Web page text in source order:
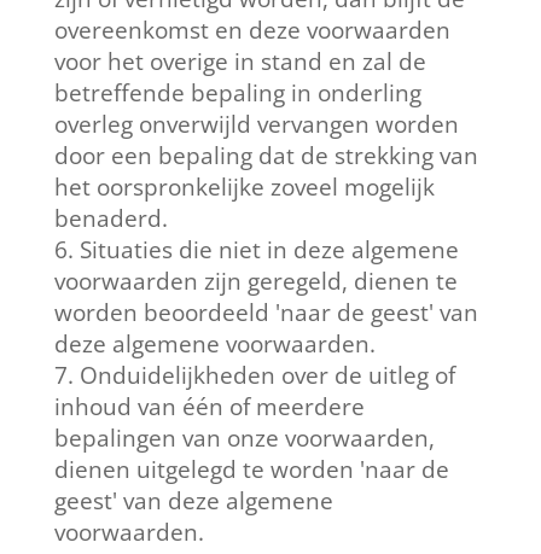
overeenkomst en deze voorwaarden
voor het overige in stand en zal de
betreffende bepaling in onderling
overleg onverwijld vervangen worden
door een bepaling dat de strekking van
het oorspronkelijke zoveel mogelijk
benaderd.
Situaties die niet in deze algemene
voorwaarden zijn geregeld, dienen te
worden beoordeeld 'naar de geest' van
deze algemene voorwaarden.
Onduidelijkheden over de uitleg of
inhoud van één of meerdere
bepalingen van onze voorwaarden,
dienen uitgelegd te worden 'naar de
geest' van deze algemene
voorwaarden.